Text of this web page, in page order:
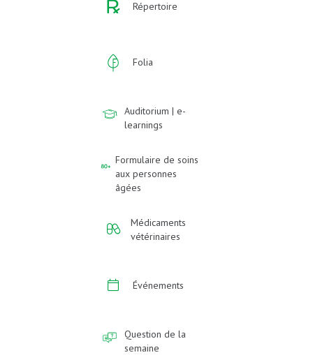
Répertoire
Folia
Auditorium | e-
learnings
Formulaire de soins
aux personnes
âgées
Médicaments
vétérinaires
Événements
Question de la
semaine